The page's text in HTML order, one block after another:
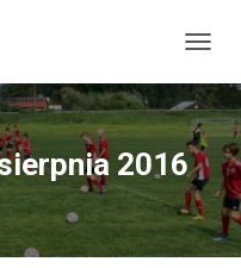
R
Z
E
Ł
Ą
C
Z
N
2016